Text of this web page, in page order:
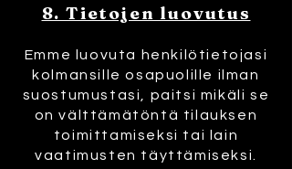
8. Tietojen luovutus
Emme luovuta henkilötietojasi
kolmansille osapuolille ilman
suostumustasi, paitsi mikäli se
on välttämätöntä tilauksen
toimittamiseksi tai lain
vaatimusten täyttämiseksi.